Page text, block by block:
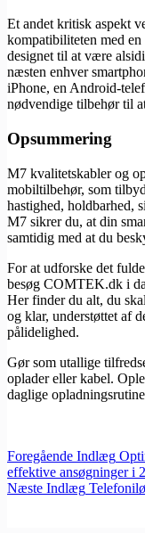
Et andet kritisk aspekt
kompatibiliteten med
designet til at være
næsten enhver
iPhone, en Android-
nødvendige tilbehør til
Opsummering
M7 kvalitetskabler og
mobiltilbehør, som
hastighed, holdbarhed,
M7 sikrer du, at din
samtidig med at du
For at udforske det
besøg COMTEK.dk i
Her finder du alt, du
og klar, understøttet af
pålidelighed.
Gør som utallige
oplader eller kabel.
daglige
Foregående Indlæg
effektive ansøgninger i
Næste Indlæg